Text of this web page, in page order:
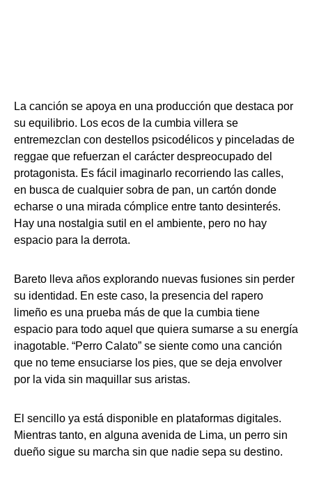
La canción se apoya en una producción que destaca por
su equilibrio. Los ecos de la cumbia villera se
entremezclan con destellos psicodélicos y pinceladas de
reggae que refuerzan el carácter despreocupado del
protagonista. Es fácil imaginarlo recorriendo las calles,
en busca de cualquier sobra de pan, un cartón donde
echarse o una mirada cómplice entre tanto desinterés.
Hay una nostalgia sutil en el ambiente, pero no hay
espacio para la derrota.
Bareto lleva años explorando nuevas fusiones sin perder
su identidad. En este caso, la presencia del rapero
limeño es una prueba más de que la cumbia tiene
espacio para todo aquel que quiera sumarse a su energía
inagotable. “Perro Calato” se siente como una canción
que no teme ensuciarse los pies, que se deja envolver
por la vida sin maquillar sus aristas.
El sencillo ya está disponible en plataformas digitales.
Mientras tanto, en alguna avenida de Lima, un perro sin
dueño sigue su marcha sin que nadie sepa su destino.